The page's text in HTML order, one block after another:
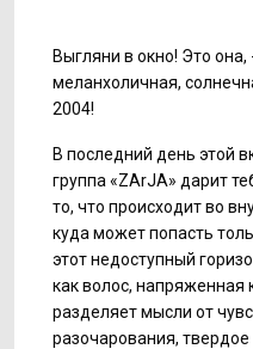
Выгляни в окно! Это
меланхоличная,
2004!
В последний день этой
группа «ZArJA» дарит
то, что происходит во
куда может попасть
этот недоступный
как волос, напряженная
разделяет мысли от
разочарования,